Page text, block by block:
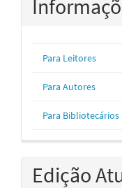
Para Leitores
Para Autores
Para Bibliotecários
Edição